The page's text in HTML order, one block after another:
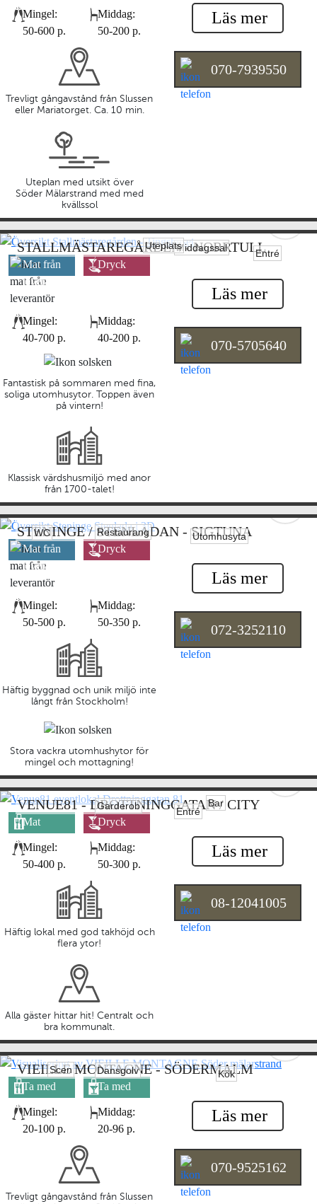
Mingel:
50-600 p.
Middag:
50-200 p.
Trevligt gångavstånd från Slussen
eller Mariatorget. Ca. 10 min.
Uteplan med utsikt över
Söder Mälarstrand med med
kvällssol
Läs mer
070-7939550
STALLMÄSTAREGÅRDEN - NORRTULL
Middagssal
Uteplats
Entré
Mat från
leverantör
Dryck
Mingel:
40-700 p.
Middag:
40-200 p.
Fantastisk på sommaren med fina,
soliga utomhusytor. Toppen även
på vintern!
Klassisk värdshusmiljö med anor
från 1700-talet!
Läs mer
070-5705640
STENINGE / STENLADAN - SIGTUNA
WC Restaurang Utomhusyta
Mat från
leverantör
Dryck
Mingel:
50-500 p.
Middag:
50-350 p.
Häftig byggnad och unik miljö inte
långt från Stockholm!
Stora vackra utomhushytor för
mingel och mottagning!
Läs mer
072-3252110
VENUE81 - DROTTNINGGATAN / CITY
Entré
Garderob Bar
Mat
egen/leverantör
Dryck
Mingel:
50-400 p.
Middag:
50-300 p.
Häftig lokal med god takhöjd och
flera ytor!
Alla gäster hittar hit! Centralt och
bra kommunalt.
Läs mer
08-12041005
VIEILLE MONTAGNE - SÖDERMALM
Dansgolv Kök
Scen
Ta med
Ta med
Mingel:
20-100 p.
Middag:
20-96 p.
Trevligt gångavstånd från Slussen
Läs mer
070-9525162